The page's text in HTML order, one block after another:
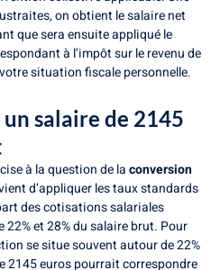
on obtient le salaire net
que sera ensuite appliqué le
à l’impôt sur le revenu de
situation fiscale personnelle.
salaire de 2145
à la question de laconversion
d’appliquer les taux standards
des cotisations salariales
et 28% du salaire brut. Pour
se situe souvent autour de 22%
2145 euros pourrait correspondre